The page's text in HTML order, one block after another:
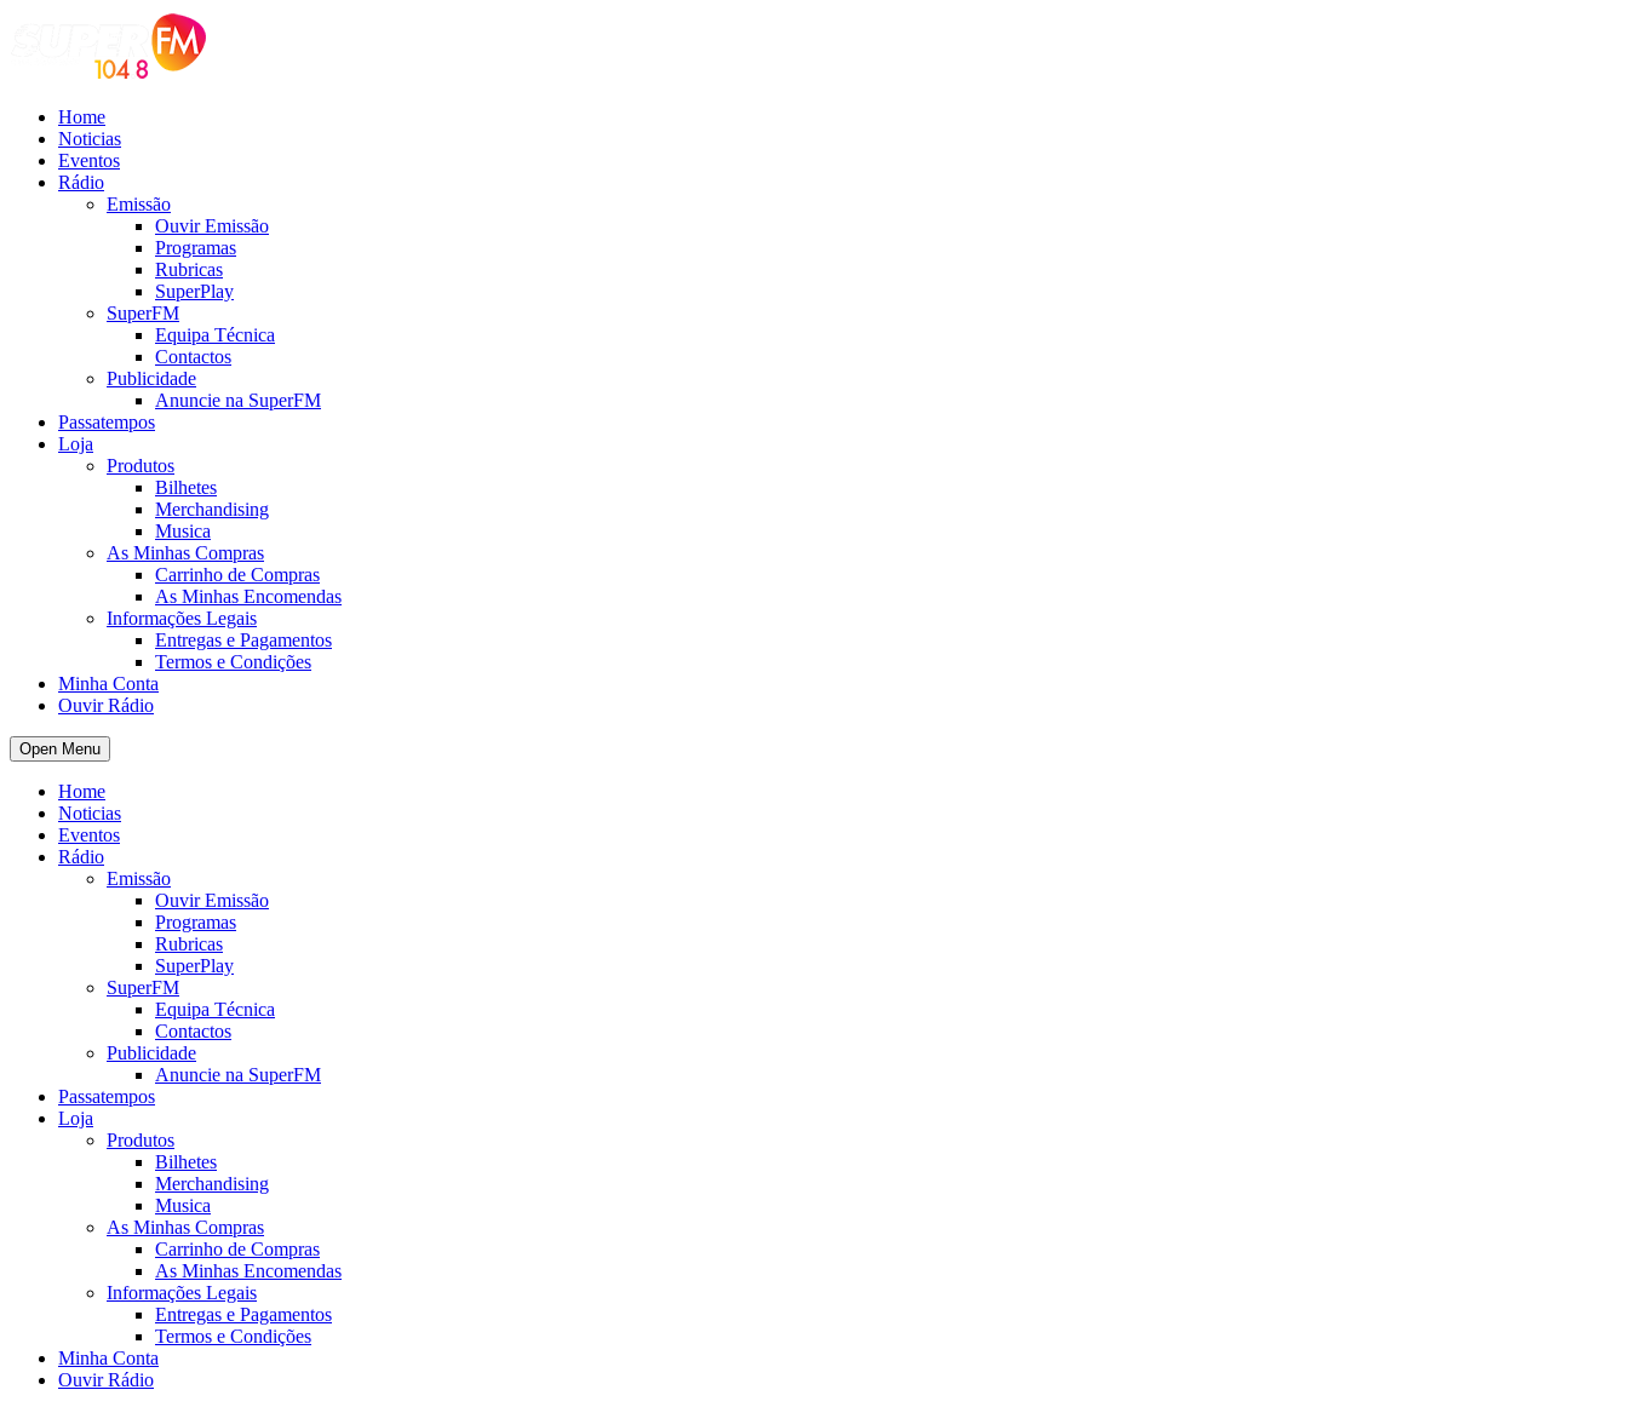
Home
Noticias
Eventos
Rádio
Emissão
Ouvir Emissão
Programas
Rubricas
SuperPlay
SuperFM
Equipa Técnica
Contactos
Publicidade
Anuncie na SuperFM
Passatempos
Loja
Produtos
Bilhetes
Merchandising
Musica
As Minhas Compras
Carrinho de Compras
As Minhas Encomendas
Informações Legais
Entregas e Pagamentos
Termos e Condições
Minha Conta
Ouvir Rádio
Open Menu
Home
Noticias
Eventos
Rádio
Emissão
Ouvir Emissão
Programas
Rubricas
SuperPlay
SuperFM
Equipa Técnica
Contactos
Publicidade
Anuncie na SuperFM
Passatempos
Loja
Produtos
Bilhetes
Merchandising
Musica
As Minhas Compras
Carrinho de Compras
As Minhas Encomendas
Informações Legais
Entregas e Pagamentos
Termos e Condições
Minha Conta
Ouvir Rádio